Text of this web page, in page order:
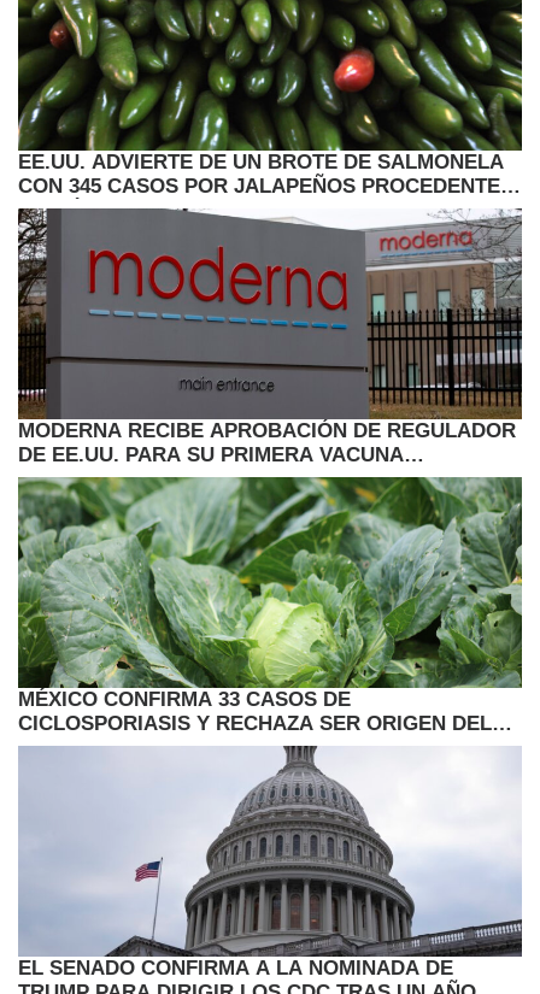
EE.UU. ADVIERTE DE UN BROTE DE SALMONELA
CON 345 CASOS POR JALAPEÑOS PROCEDENTES
DE MÉXICO
MODERNA RECIBE APROBACIÓN DE REGULADOR
DE EE.UU. PARA SU PRIMERA VACUNA
ANTIGRIPAL ARNM
MÉXICO CONFIRMA 33 CASOS DE
CICLOSPORIASIS Y RECHAZA SER ORIGEN DEL
BROTE EN EE.UU.
EL SENADO CONFIRMA A LA NOMINADA DE